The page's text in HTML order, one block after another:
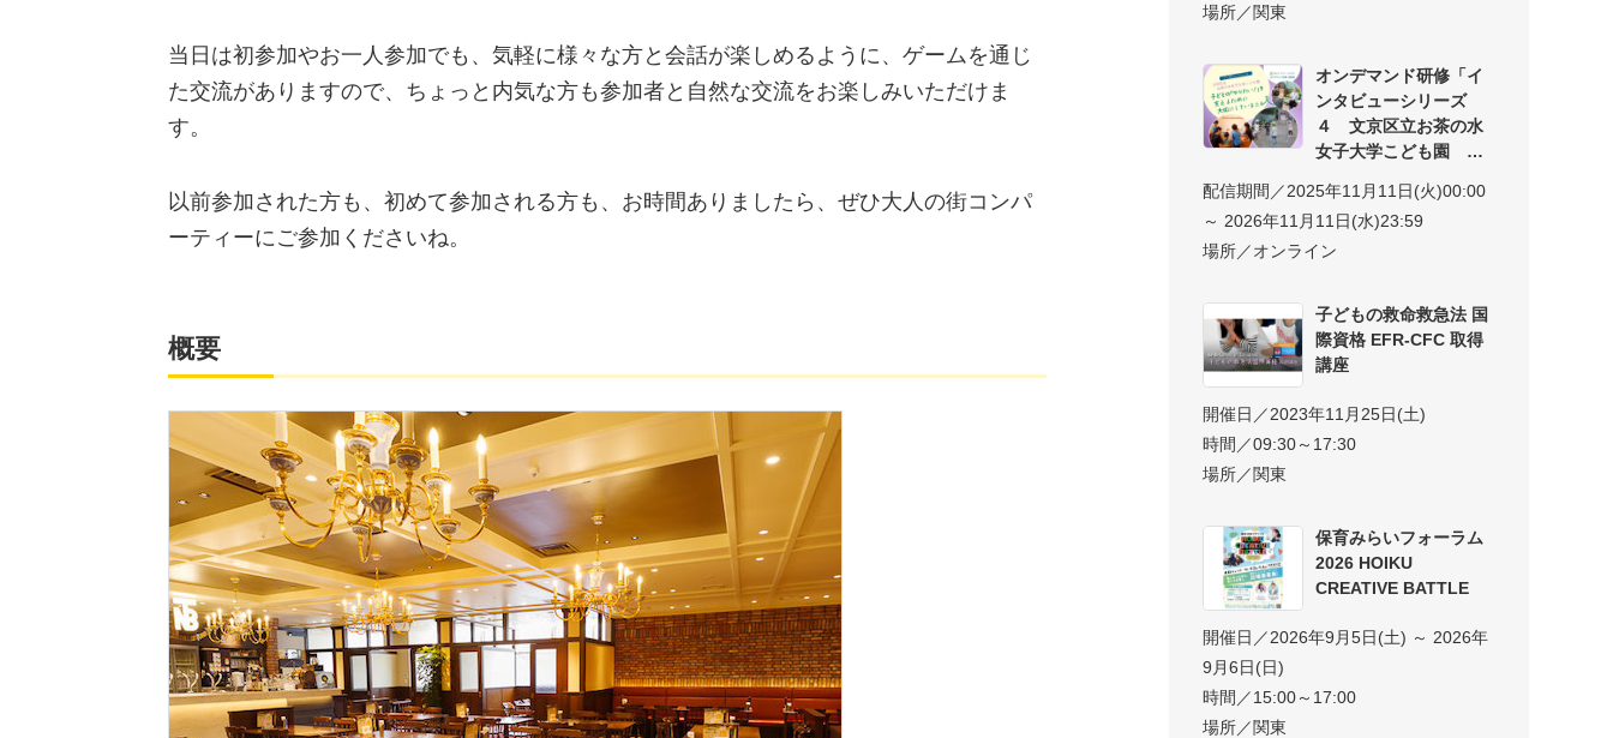
当日は初参加やお一人参加でも、気軽に様々な方と会話が楽しめるように、ゲームを通じ
た交流がありますので、ちょっと内気な方も参加者と自然な交流をお楽しみいただけま
す。
以前参加された方も、初めて参加される方も、お時間ありましたら、ぜひ大人の街コンパ
ーティーにご参加くださいね。
概要
場所／関東
オンデマンド研修「イ
ンタビューシリーズ
４ 文京区立お茶の水
女子大学こども園 子
配信期間／2025年11月11日(火)00:00
～ 2026年11月11日(水)23:59
場所／オンライン
子どもの救命救急法 国
際資格 EFR-CFC 取得
講座
開催日／2023年11月25日(土)
時間／09:30～17:30
場所／関東
保育みらいフォーラム
2026 HOIKU
CREATIVE BATTLE
開催日／2026年9月5日(土) ～ 2026年
9月6日(日)
時間／15:00～17:00
場所／関東